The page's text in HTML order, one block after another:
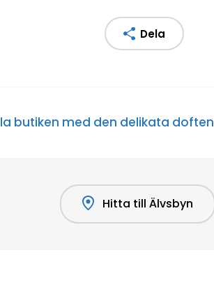
Dela
butiken med den delikata doften
Hitta till Älvsbyn